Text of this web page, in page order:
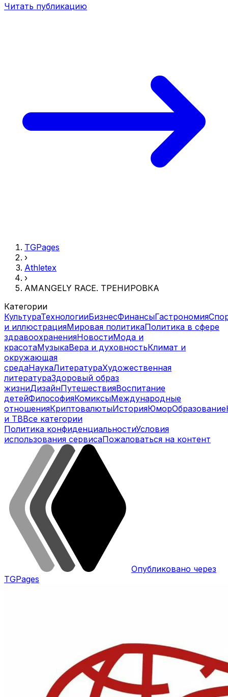
Читать публикацию
TGPages
›
Athletex
›
AMANGELY RACE. ТРЕНИРОВКА
Категории
КультураТехнологииБизнесФинансыГастрономия
и иллюстрацияМировая политикаПолитика в сфере
здравоохраненияНовостиМода и
красотаМузыкаВера и духовностьКлимат и
окружающая
средаНаукаЛитератураХудожественная
литератураЗдоровый образ
жизниДизайнПутешествияВоспитание
детейФилософияКомиксыМеждународные
отношенияКриптовалютыИсторияЮморОбразование
и ТВВсе категории
Политика конфиденциальностиУсловия
использования сервисаПожаловаться на контент
Опубликовано через
TGPages